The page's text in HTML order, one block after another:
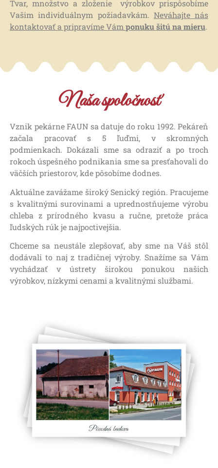
Tvar, množstvo a zloženie výrobkov prispôsobíme
Vašim individuálnym požiadavkám. Neváhajte nás
kontaktovať a pripravíme Vám ponuku šitú na mieru.
Naša spoločnosť
Vznik pekárne FAUN sa datuje do roku 1992. Pekáreň
začala pracovať s 5 ľuďmi, v skromných
podmienkach. Dokázali sme sa odraziť a po troch
rokoch úspešného podnikania sme sa presťahovali do
väčších priestorov, kde pôsobíme dodnes.
Aktuálne zavážame široký Senický región. Pracujeme
s kvalitnými surovinami a uprednostňujeme výrobu
chleba z prírodného kvasu a ručne, pretože práca
ľudských rúk je najpoctivejšia.
Chceme sa neustále zlepšovať, aby sme na Váš stôl
dodávali to naj z tradičnej výroby. Snažíme sa Vám
vychádzať v ústrety širokou ponukou našich
výrobkov, nízkymi cenami a kvalitnými službami.